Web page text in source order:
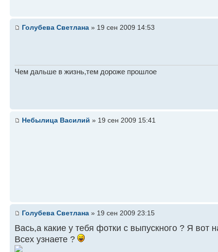
Голубева Светлана » 19 сен 2009 14:53
Чем дальше в жизнь,тем дороже прошлое
Небылица Василий » 19 сен 2009 15:41
Голубева Светлана » 19 сен 2009 23:15
Вась,а какие у тебя фотки с выпускного ? Я вот
Всех узнаете ?